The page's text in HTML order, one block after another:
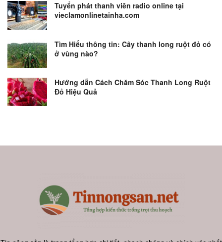
Tuyển phát thanh viên radio online tại
vieclamonlinetainha.com
Tìm Hiểu thông tin: Cây thanh long ruột đỏ có
ở vùng nào?
Hướng dẫn Cách Chăm Sóc Thanh Long Ruột
Đỏ Hiệu Quả